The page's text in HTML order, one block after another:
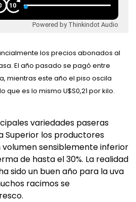
10
Powered by Thinkindot Audio
los precios abonados al
El año pasado se pagó entre
mientras este año el piso oscila
que es lo mismo U$S0,21 por kilo.
variedades paseras
Superior los productores
volumen sensiblemente inferior
de hasta el 30%. La realidad
sido un buen año para la uva
racimos se